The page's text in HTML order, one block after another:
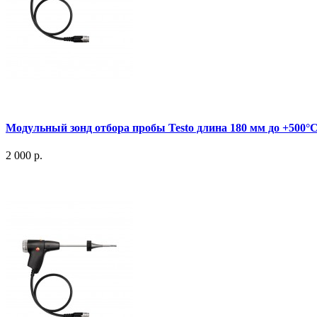
Модульный зонд отбора пробы Testo длина 180 мм до
2 000 р.